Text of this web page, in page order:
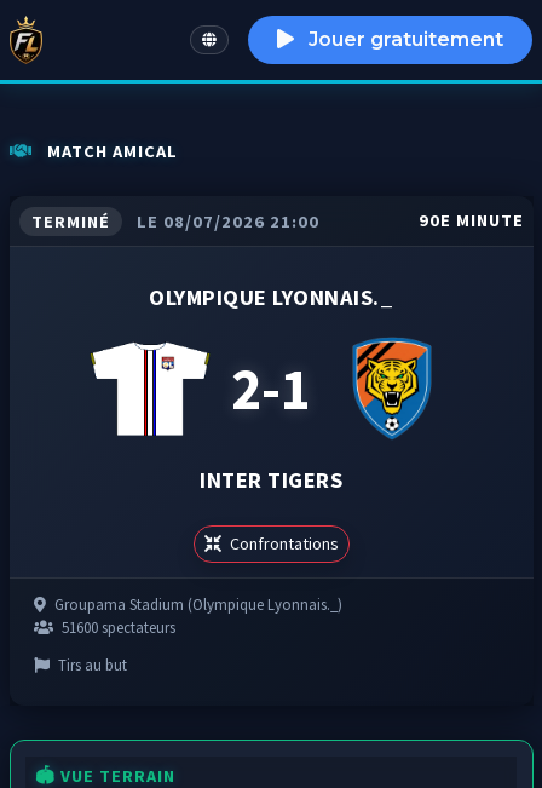
English Jouer gratuitement
MATCH AMICAL
TERMINÉ LE 08/07/2026 21:00 90E MINUTE
OLYMPIQUE LYONNAIS._
2-1
INTER TIGERS
Confrontations
Groupama Stadium (Olympique Lyonnais._)
51600 spectateurs
Tirs au but
🏟️ VUE TERRAIN